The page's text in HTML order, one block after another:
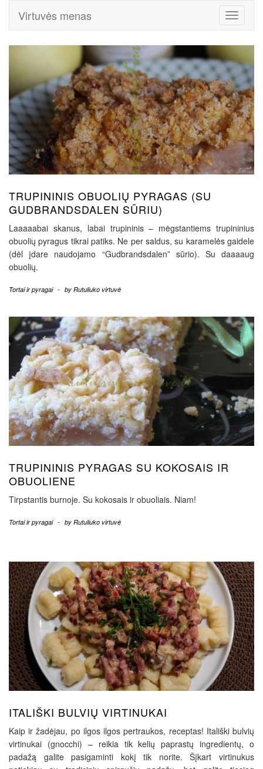
Toggle
Virtuvės menas
TRUPININIS OBUOLIŲ PYRAGAS (SU
GUDBRANDSDALEN SŪRIU)
Laaaaabai skanus, labai trupininis – mėgstantiems trupininius
obuolių pyragus tikrai patiks. Ne per saldus, su karamelės gaidele
(dėl įdare naudojamo “Gudbrandsdalen” sūrio). Su daaaaug
obuolių.
Tortai ir pyragai - by Rutuliuko virtuvė
TRUPININIS PYRAGAS SU KOKOSAIS IR
OBUOLIENE
Tirpstantis burnoje. Su kokosais ir obuoliais. Niam!
Tortai ir pyragai - by Rutuliuko virtuvė
ITALIŠKI BULVIŲ VIRTINUKAI
Kaip ir žadėjau, po ilgos ilgos pertraukos, receptas! Itališki bulvių
virtinukai (gnocchi) – reikia tik kelių paprastų ingredientų, o
padažą galite pasigaminti kokį tik norite. Šįkart virtinukus